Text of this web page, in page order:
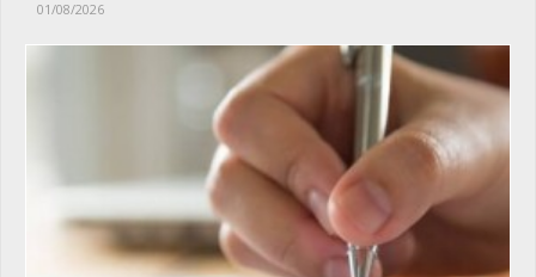
01/08/2026